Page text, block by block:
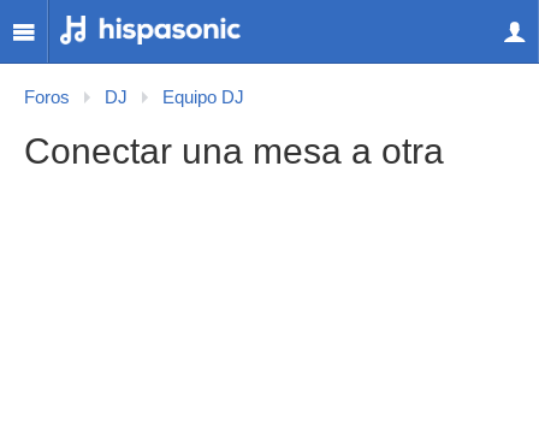
Foros DJ Equipo DJ
Conectar una mesa a otra